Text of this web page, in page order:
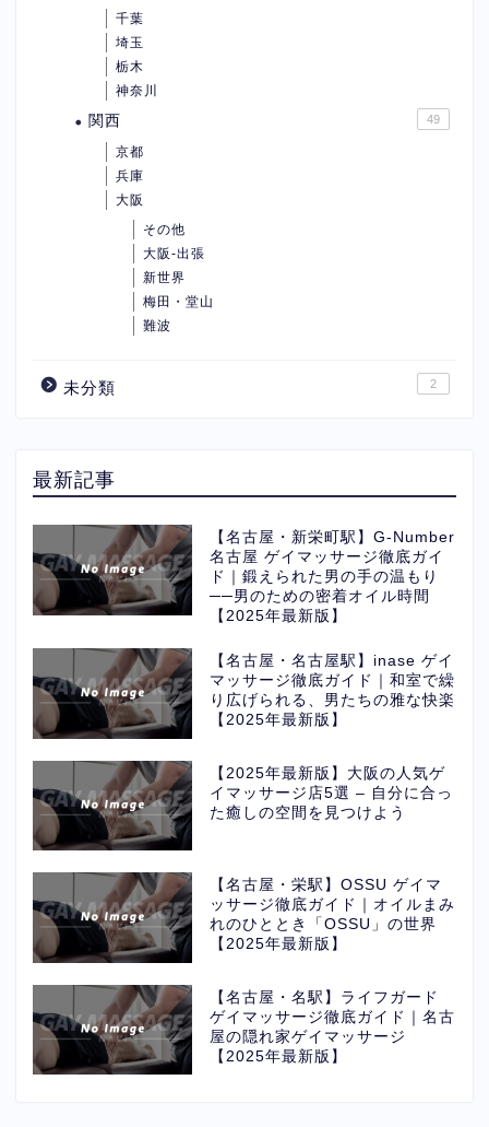
千葉
埼玉
栃木
神奈川
関西 49
京都
兵庫
大阪
その他
大阪-出張
新世界
梅田・堂山
難波
未分類 2
最新記事
【名古屋・新栄町駅】G-Number
名古屋 ゲイマッサージ徹底ガイ
ド｜鍛えられた男の手の温もり
──男のための密着オイル時間
【2025年最新版】
【名古屋・名古屋駅】inase ゲイ
マッサージ徹底ガイド｜和室で繰
り広げられる、男たちの雅な快楽
【2025年最新版】
【2025年最新版】大阪の人気ゲ
イマッサージ店5選 – 自分に合っ
た癒しの空間を見つけよう
【名古屋・栄駅】OSSU ゲイマ
ッサージ徹底ガイド｜オイルまみ
れのひととき「OSSU」の世界
【2025年最新版】
【名古屋・名駅】ライフガード
ゲイマッサージ徹底ガイド｜名古
屋の隠れ家ゲイマッサージ
【2025年最新版】